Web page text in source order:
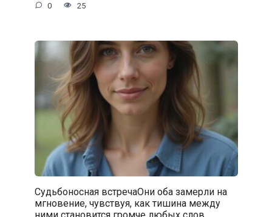
0 25
Судьбоносная встречаОни оба замерли на
мгновение, чувствуя, как тишина между
ними становится громче любых слов.